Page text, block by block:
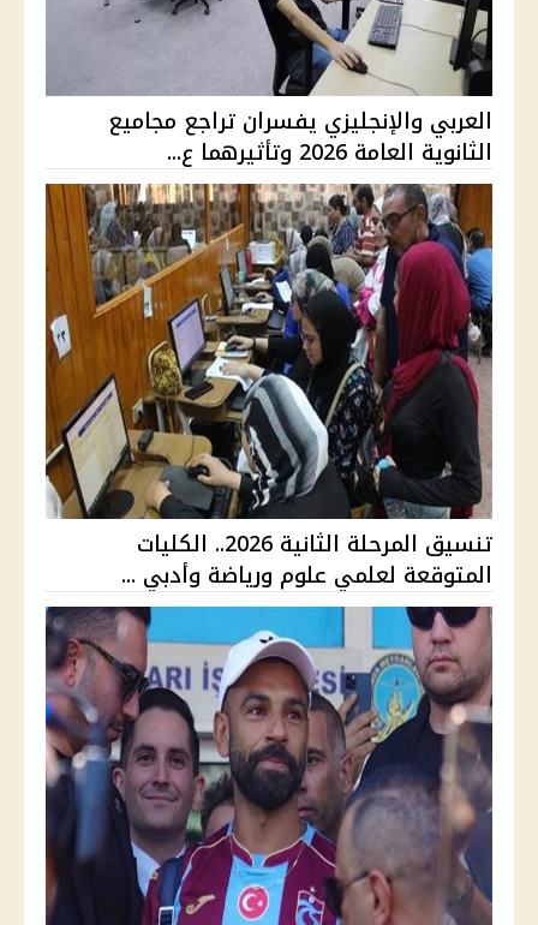
العربي والإنجليزي يفسران تراجع مجاميع
الثانوية العامة 2026 وتأثيرهما ع...
تنسيق المرحلة الثانية 2026.. الكليات
المتوقعة لعلمي علوم ورياضة وأدبي ...